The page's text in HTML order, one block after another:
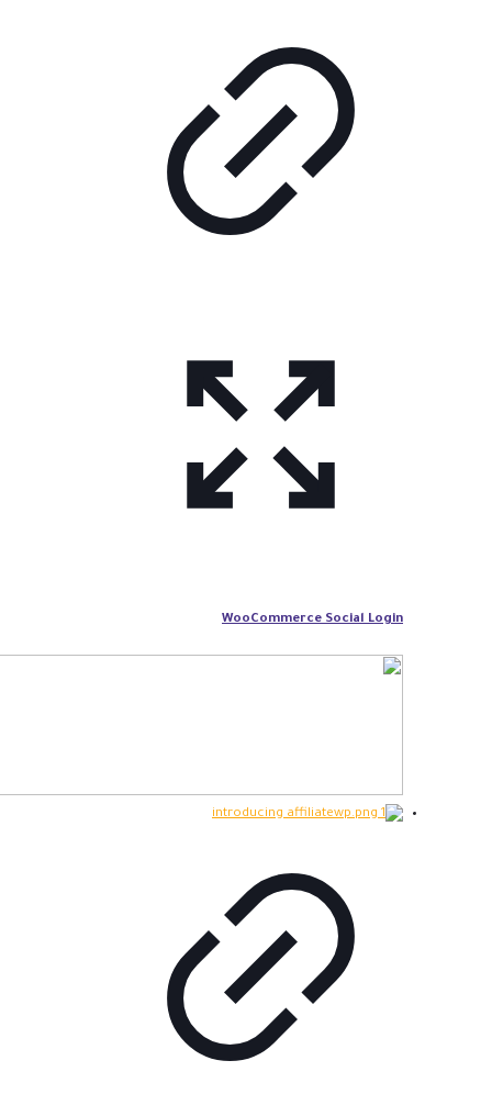
WooCommerce Social Login